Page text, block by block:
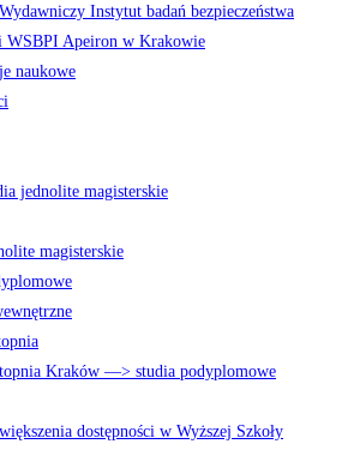
Instytut badań bezpieczeństwa
WSBPI Apeiron w Krakowie
naukowe
jednolite magisterskie
magisterskie
Kraków —> studia podyplomowe
dostępności w Wyższej Szkoły